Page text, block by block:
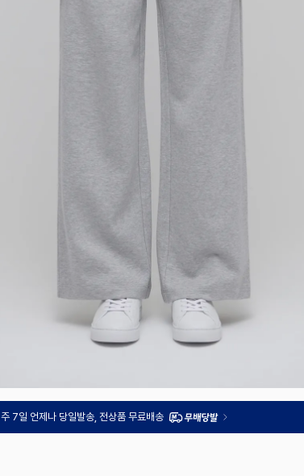
주 7일 언제나 당일발송, 전상품 무료배송